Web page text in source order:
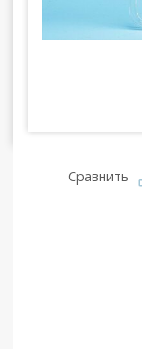
Сравнить